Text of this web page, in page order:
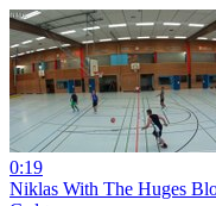
0:19
Niklas With The Huges